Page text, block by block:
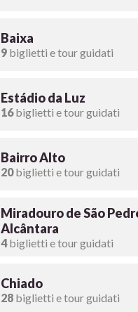
Baixa
9biglietti e tour guidati
Estádio da Luz
16biglietti e tour guidati
Bairro Alto
20biglietti e tour guidati
Miradouro de São
Alcântara
4biglietti e tour guidati
Chiado
28biglietti e tour guidati